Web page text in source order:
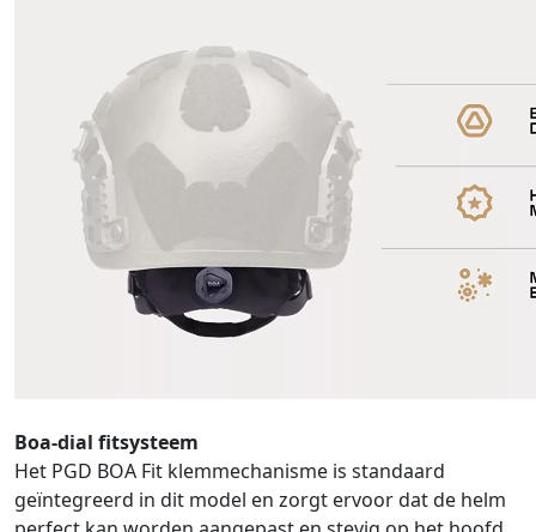
Boa-dial fitsysteem
Het PGD BOA Fit klemmechanisme is standaard
geïntegreerd in dit model en zorgt ervoor dat de helm